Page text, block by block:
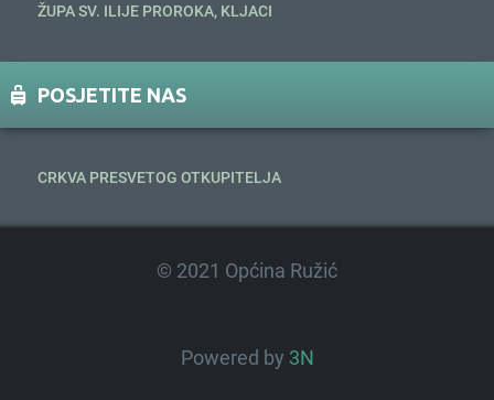
ŽUPA SV. ILIJE PROROKA, KLJACI
POSJETITE NAS
CRKVA PRESVETOG OTKUPITELJA
© 2021 Općina Ružić
Powered by 3N